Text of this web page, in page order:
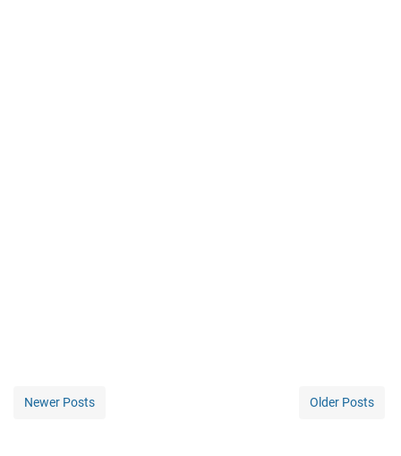
Newer Posts Older Posts